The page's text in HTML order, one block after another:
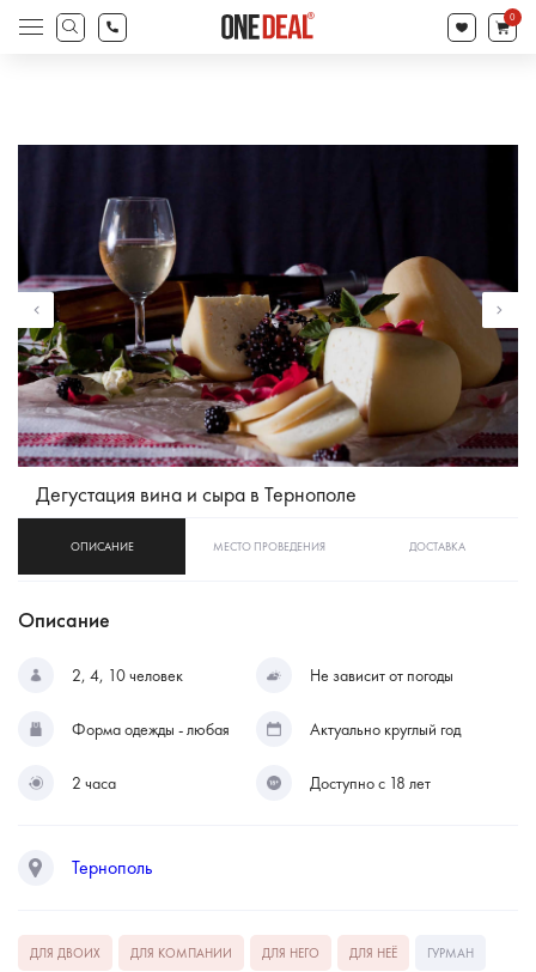
товаров
Поиск
товаров
0
Дегустация вина и сыра в Тернополе
ОПИСАНИЕ МЕСТО ПРОВЕДЕНИЯ ДОСТАВКА
Описание
2, 4, 10 человек Не зависит от погоды
Форма одежды - любая Актуально круглый год
2 часа Доступно с 18 лет
Тернополь
ДЛЯ ДВОИХ ДЛЯ КОМПАНИИ ДЛЯ НЕГО ДЛЯ НЕЁ ГУРМАН